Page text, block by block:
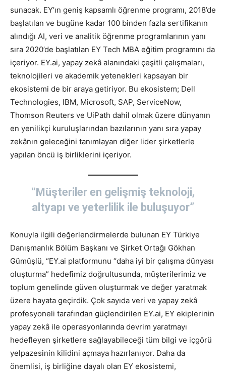
sunacak. EY’ın geniş kapsamlı öğrenme programı, 2018’de
başlatılan ve bugüne kadar 100 binden fazla sertifikanın
alındığı AI, veri ve analitik öğrenme programlarının yanı
sıra 2020’de başlatılan EY Tech MBA eğitim programını da
içeriyor. EY.ai, yapay zekâ alanındaki çeşitli çalışmaları,
teknolojileri ve akademik yetenekleri kapsayan bir
ekosistemi de bir araya getiriyor. Bu ekosistem; Dell
Technologies, IBM, Microsoft, SAP, ServiceNow,
Thomson Reuters ve UiPath dahil olmak üzere dünyanın
en yenilikçi kuruluşlarından bazılarının yanı sıra yapay
zekânın geleceğini tanımlayan diğer lider şirketlerle
yapılan öncü iş birliklerini içeriyor.
“Müşteriler en gelişmiş teknoloji,
altyapı ve yeterlilik ile buluşuyor”
Konuyla ilgili değerlendirmelerde bulunan EY Türkiye
Danışmanlık Bölüm Başkanı ve Şirket Ortağı Gökhan
Gümüşlü, “EY.ai platformunu “daha iyi bir çalışma dünyası
oluşturma” hedefimiz doğrultusunda, müşterilerimiz ve
toplum genelinde güven oluşturmak ve değer yaratmak
üzere hayata geçirdik. Çok sayıda veri ve yapay zekâ
profesyoneli tarafından güçlendirilen EY.ai, EY ekiplerinin
yapay zekâ ile operasyonlarında devrim yaratmayı
hedefleyen şirketlere sağlayabileceği tüm bilgi ve içgörü
yelpazesinin kilidini açmaya hazırlanıyor. Daha da
önemlisi, iş birliğine dayalı olan EY ekosistemi,